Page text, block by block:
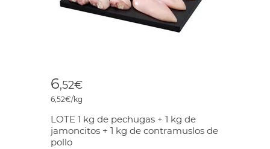
6,52€
6,52€/kg
LOTE 1 kg de pechugas + 1 kg de
jamoncitos + 1 kg de contramuslos de
pollo